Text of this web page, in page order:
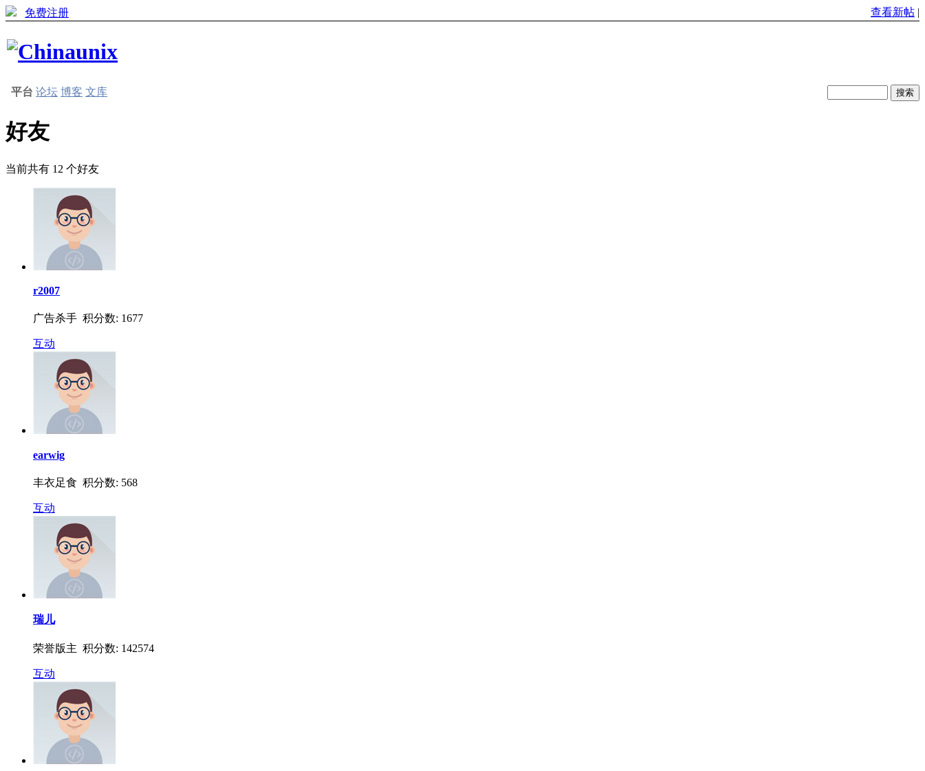
免费注册 查看新帖 |
平台 论坛 博客 文库
好友
当前共有 12 个好友
r2007
广告杀手 积分数: 1677
互动
earwig
丰衣足食 积分数: 568
互动
瑞儿
荣誉版主 积分数: 142574
互动